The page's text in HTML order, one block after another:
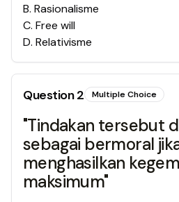
B. Rasionalisme
C. Free will
D. Relativisme
Question2 Multiple Choice
"Tindakan tersebut
sebagai bermoral
menghasilkan
maksimum"